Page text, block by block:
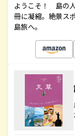
ようこそ！ 島の
冊に凝縮。絶景ス
島旅へ。